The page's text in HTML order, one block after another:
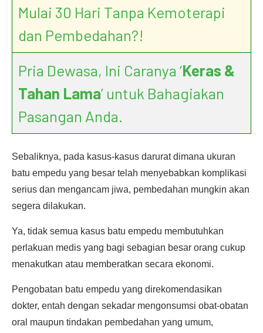
Mulai 30 Hari Tanpa Kemoterapi
dan Pembedahan?!
Pria Dewasa, Ini Caranya ‘Keras &
Tahan Lama’ untuk Bahagiakan
Pasangan Anda.
Sebaliknya, pada kasus-kasus darurat dimana ukuran
batu empedu yang besar telah menyebabkan komplikasi
serius dan mengancam jiwa, pembedahan mungkin akan
segera dilakukan.
Ya, tidak semua kasus batu empedu membutuhkan
perlakuan medis yang bagi sebagian besar orang cukup
menakutkan atau memberatkan secara ekonomi.
Pengobatan batu empedu yang direkomendasikan
dokter, entah dengan sekadar mengonsumsi obat-obatan
oral maupun tindakan pembedahan yang umum,